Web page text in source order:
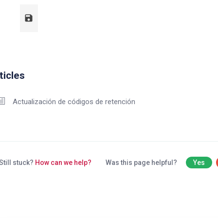
Actualización de códigos de retención
stuck? How can we help? Was this page helpful? Yes